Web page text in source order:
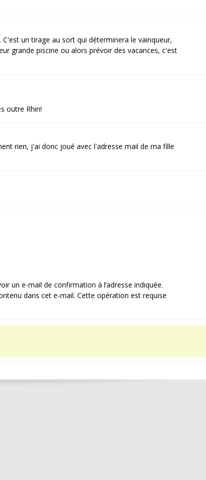
un tirage au sort qui déterminera le vainqueur,
grande piscine ou alors prévoir des vacances, c'est
outre Rhin!
rien, j'ai donc joué avec l'adresse mail de ma fille
un e-mail de confirmation à l’adresse indiquée.
dans cet e-mail. Cette opération est requise